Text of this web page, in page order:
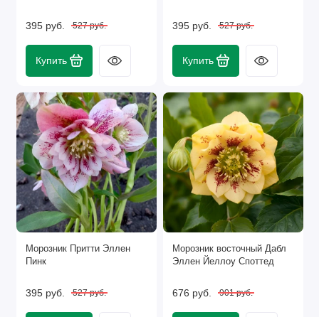
395 руб. 527 руб.
Купить
395 руб. 527 руб.
Купить
Морозник Притти Эллен
Пинк
395 руб. 527 руб.
Морозник восточный Дабл
Эллен Йеллоу Споттед
676 руб. 901 руб.